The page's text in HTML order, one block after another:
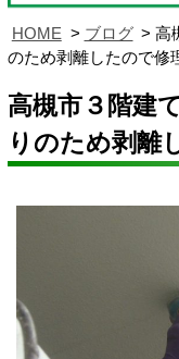
HOME ブログ
高
のため剥離したので修
高槻市３階建
りのため剥離